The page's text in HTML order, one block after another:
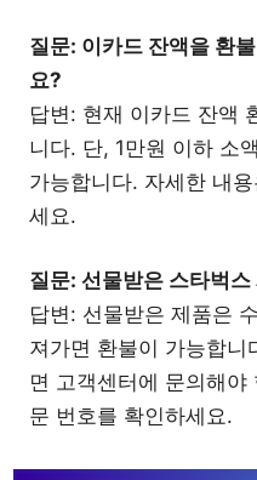
질문: 이카드 잔액을 환
요?
답변: 현재 이카드 잔액
니다. 단, 1만원 이하 소
가능합니다. 자세한 내
세요.
질문: 선물받은 스타벅
답변: 선물받은 제품은
져가면 환불이 가능합니
면 고객센터에 문의해
문 번호를 확인하세요.